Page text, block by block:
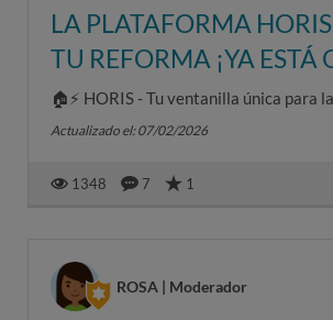
LA PLATAFORMA
TU REFORMA ¡YA ESTÁ
🏠⚡ HORIS - Tu ventanilla única para
sostenible del hogar ¡está disponible!
Actualizado el: 07/02/2026
1348 7 1
ROSA | Moderador